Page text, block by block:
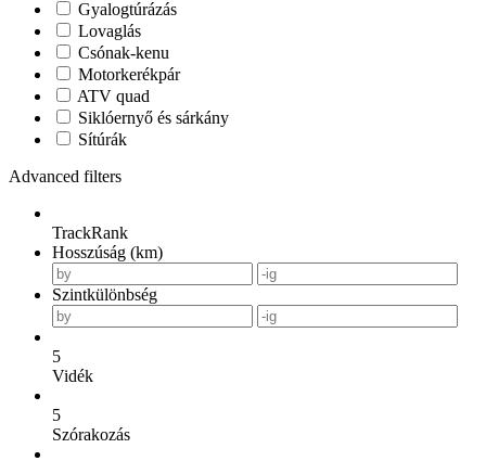
Gyalogtúrázás
Lovaglás
Csónak-kenu
Motorkerékpár
ATV quad
Siklóernyő és sárkány
Sítúrák
Advanced filters
TrackRank
Hosszúság (km)
Szintkülönbség
5
Vidék
5
Szórakozás